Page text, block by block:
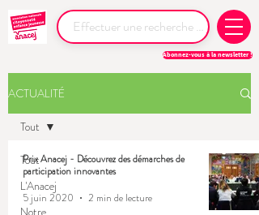
Abonnez-vous à la newsletter !
ACTUALITÉ
Tout
L'Anacej
Notre
Tout
Prix Anacej - Découvrez des démarches de
participation innovantes
5 juin 2020
2 min de lecture